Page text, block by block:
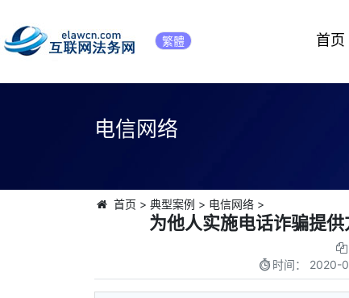
繁體 首页
电信网络
首页 > 典型案例 > 电信网络>
为他人实施电话诈骗提
时间： 2020-